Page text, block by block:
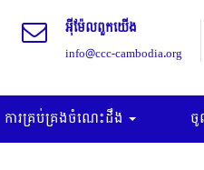
អុីម៉ែលពួកយើង
info@ccc-cambodia.org
ការគ្រប់គ្រងចំណេះដឹង ចូ